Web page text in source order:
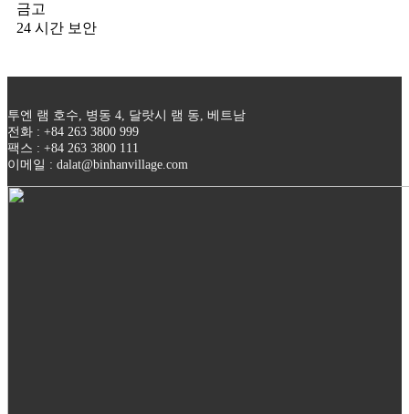
금고
24 시간 보안
투엔 램 호수, 병동 4, 달랏시 램 동, 베트남
전화 : +84 263 3800 999
팩스 : +84 263 3800 111
이메일 : dalat@binhanvillage.com